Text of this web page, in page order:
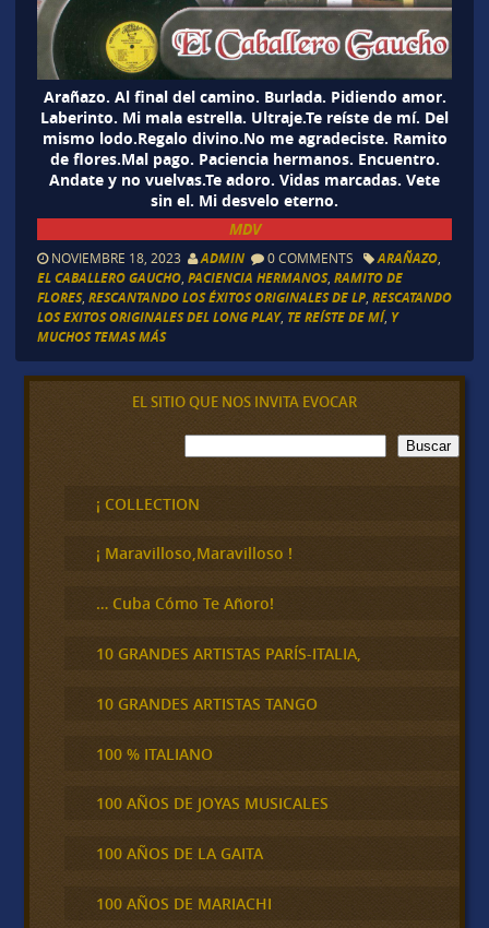
Arañazo. Al final del camino. Burlada. Pidiendo amor.
Laberinto. Mi mala estrella. Ultraje.Te reíste de mí. Del
mismo lodo.Regalo divino.No me agradeciste. Ramito
de flores.Mal pago. Paciencia hermanos. Encuentro.
Andate y no vuelvas.Te adoro. Vidas marcadas. Vete
sin el. Mi desvelo eterno.
MDV
NOVIEMBRE 18, 2023 ADMIN 0 COMMENTS ARAÑAZO,
EL CABALLERO GAUCHO, PACIENCIA HERMANOS, RAMITO DE
FLORES, RESCANTANDO LOS ÉXITOS ORIGINALES DE LP, RESCATANDO
LOS EXITOS ORIGINALES DEL LONG PLAY, TE REÍSTE DE MÍ, Y
MUCHOS TEMAS MÁS
EL SITIO QUE NOS INVITA EVOCAR
B
u
c
a
Buscar
¡ COLLECTION
¡ Maravilloso,Maravilloso !
… Cuba Cómo Te Añoro!
10 GRANDES ARTISTAS PARÍS-ITALIA,
10 GRANDES ARTISTAS TANGO
100 % ITALIANO
100 AÑOS DE JOYAS MUSICALES
100 AÑOS DE LA GAITA
100 AÑOS DE MARIACHI